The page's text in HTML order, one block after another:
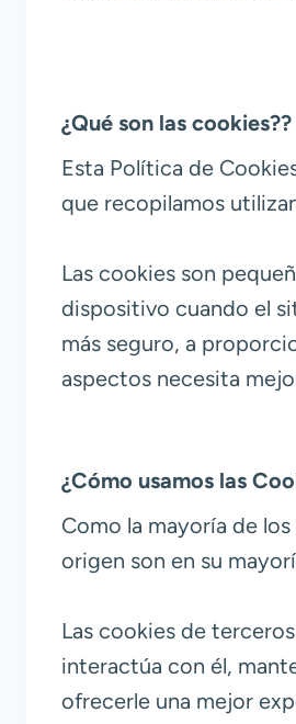
¿Qué son las cookies??
Esta Política de
que recopilamos
Las cookies son
dispositivo cuando el
más seguro, a
aspectos necesita
¿Cómo usamos las
Como la mayoría de
origen son en su
Las cookies de
interactúa con él,
ofrecerle una mejor